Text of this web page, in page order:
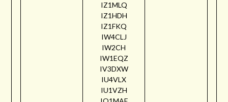
IZ1MLQ
IZ1HDH
IZ1FKQ
IW4CLJ
IW2CH
IW1EQZ
IV3DXW
IU4VLX
IU1VZH